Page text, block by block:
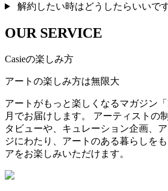
解約したい時はどうしたらいいで
OUR SERVICE
Casieの楽しみ方
アートの楽しみ方は無限大
アートがもっと楽しくなるマガジン
月でお届けします。 アーティストの
タビューや、キュレーション企画、
ジにわたり、アートのある暮らしを
アをお楽しみいただけます。